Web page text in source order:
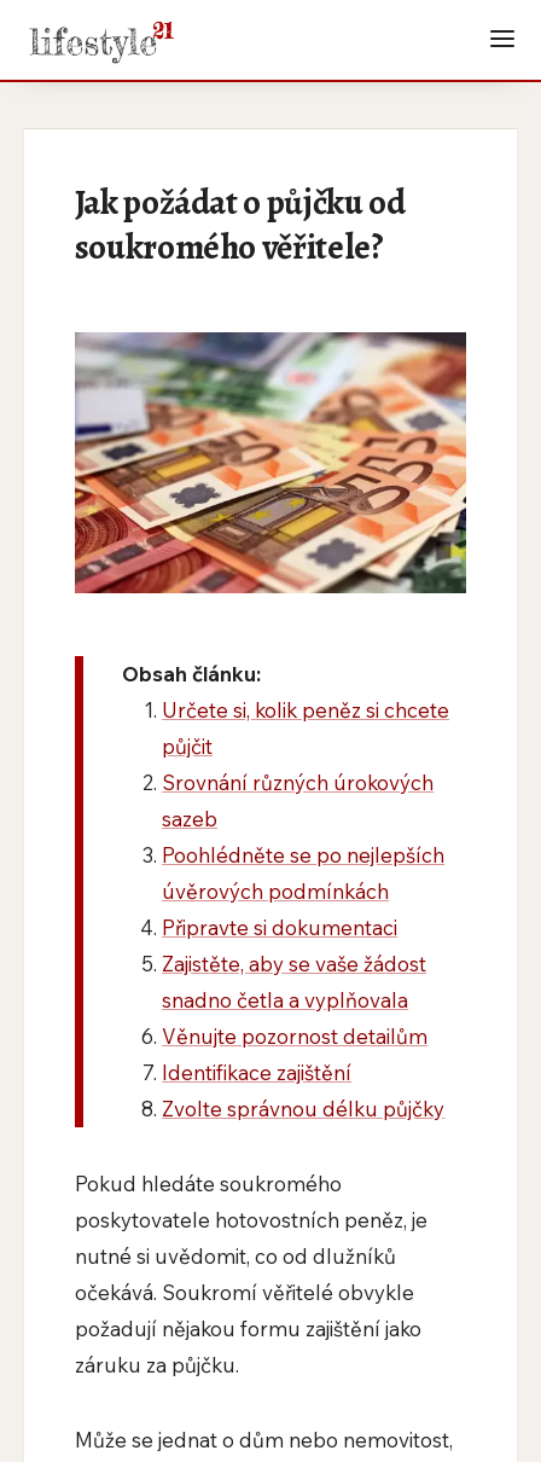
Jak požádat o půjčku od
soukromého věřitele?
Obsah článku:
Určete si, kolik peněz si chcete
půjčit
Srovnání různých úrokových
sazeb
Poohlédněte se po nejlepších
úvěrových podmínkách
Připravte si dokumentaci
Zajistěte, aby se vaše žádost
snadno četla a vyplňovala
Věnujte pozornost detailům
Identifikace zajištění
Zvolte správnou délku půjčky
Pokud hledáte soukromého
poskytovatele hotovostních peněz, je
nutné si uvědomit, co od dlužníků
očekává. Soukromí věřitelé obvykle
požadují nějakou formu zajištění jako
záruku za půjčku.
Může se jednat o dům nebo nemovitost,